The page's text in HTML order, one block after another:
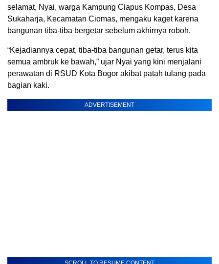
selamat, Nyai, warga Kampung Ciapus Kompas, Desa
Sukaharja, Kecamatan Ciomas, mengaku kaget karena
bangunan tiba-tiba bergetar sebelum akhirnya roboh.
“Kejadiannya cepat, tiba-tiba bangunan getar, terus kita
semua ambruk ke bawah,” ujar Nyai yang kini menjalani
perawatan di RSUD Kota Bogor akibat patah tulang pada
bagian kaki.
ADVERTISEMENT